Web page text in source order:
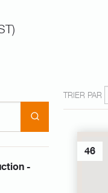
-
TRIER PAR
46